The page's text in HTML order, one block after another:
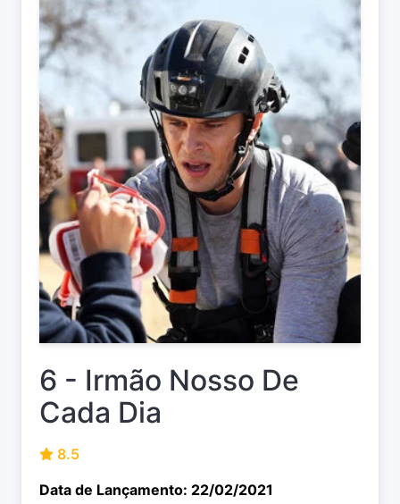
6 - Irmão Nosso De
Cada Dia
8.5
Data de Lançamento: 22/02/2021